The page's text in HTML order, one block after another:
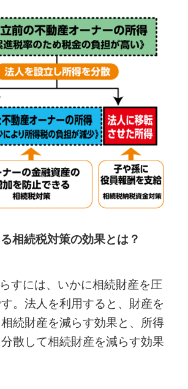
相続税対策の効果とは？
すには、いかに相続財産を圧
。法人を利用すると、財産を
続財産を減らす効果と、所得
散して相続財産を減らす効果